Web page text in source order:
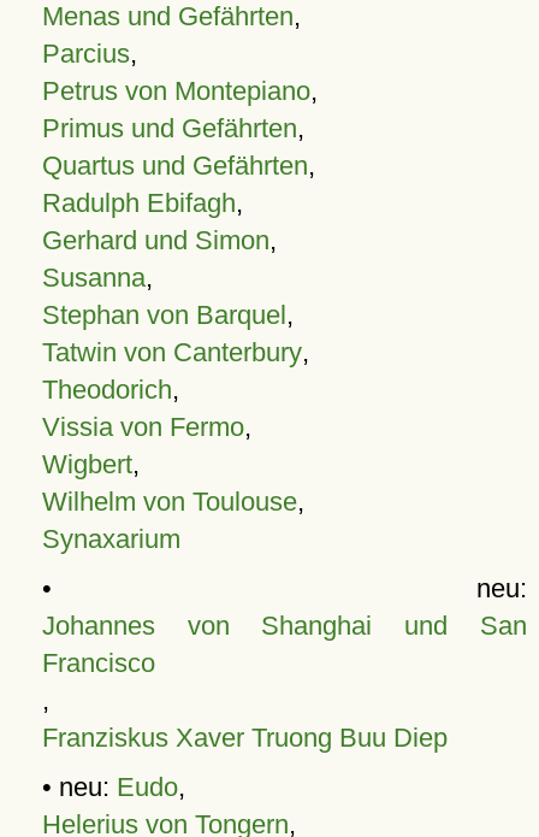
Menas und Gefährten,
Parcius,
Petrus von Montepiano,
Primus und Gefährten,
Quartus und Gefährten,
Radulph Ebifagh,
Gerhard und Simon,
Susanna,
Stephan von Barquel,
Tatwin von Canterbury,
Theodorich,
Vissia von Fermo,
Wigbert,
Wilhelm von Toulouse,
Synaxarium
• neu:
Johannes von Shanghai und San
Francisco
,
Franziskus Xaver Truong Buu Diep
• neu: Eudo,
Helerius von Tongern,